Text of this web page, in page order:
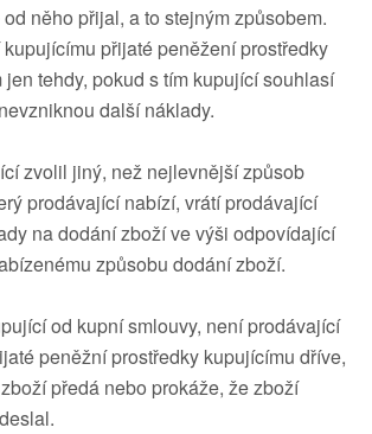
něho přijal, a to stejným způsobem.
přijaté peněžení prostředky
tehdy, pokud s tím kupující souhlasí
další náklady.
zvolil jiný, než nejlevnější způsob
prodávající nabízí, vrátí prodávající
na dodání zboží ve výši odpovídající
způsobu dodání zboží.
od kupní smlouvy, není prodávající
peněžní prostředky kupujícímu dříve,
předá nebo prokáže, že zboží